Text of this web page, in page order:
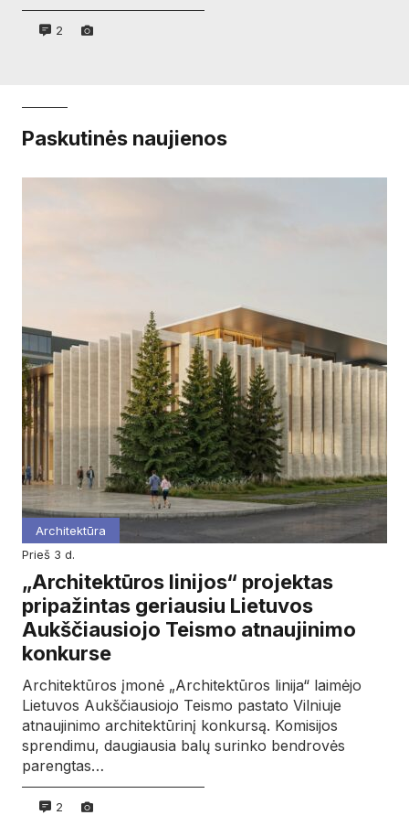
2
Paskutinės naujienos
Architektūra
prieš 3 d.
„Architektūros linijos“ projektas
pripažintas geriausiu Lietuvos
Aukščiausiojo Teismo atnaujinimo
konkurse
Architektūros įmonė „Architektūros linija“ laimėjo
Lietuvos Aukščiausiojo Teismo pastato Vilniuje
atnaujinimo architektūrinį konkursą. Komisijos
sprendimu, daugiausia balų surinko bendrovės
parengtas…
2